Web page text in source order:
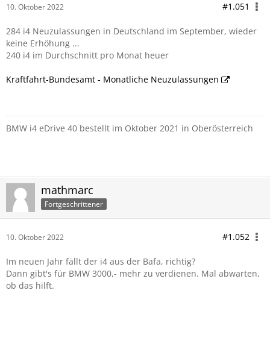
10. Oktober 2022 #1.051
284 i4 Neuzulassungen in Deutschland im September, wieder
keine Erhöhung ...
240 i4 im Durchschnitt pro Monat heuer
Kraftfahrt-Bundesamt - Monatliche Neuzulassungen
BMW i4 eDrive 40 bestellt im Oktober 2021 in Oberösterreich
mathmarc
Fortgeschrittener
10. Oktober 2022 #1.052
Im neuen Jahr fällt der i4 aus der Bafa, richtig?
Dann gibt's für BMW 3000,- mehr zu verdienen. Mal abwarten,
ob das hilft.